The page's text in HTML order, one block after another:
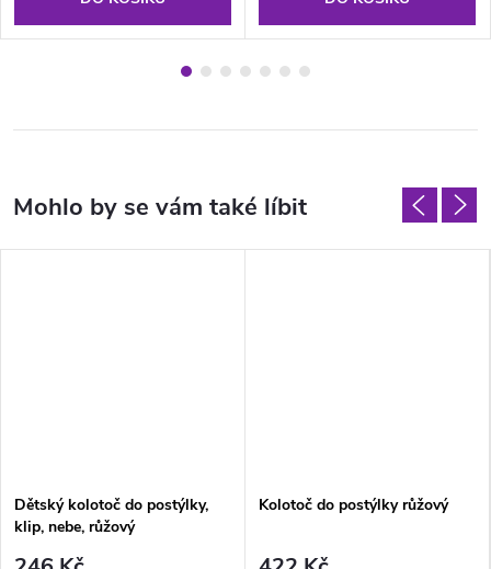
Dětský kolotoč do postýlky,
klip, nebe, růžový
Kolotoč do postýlky růžový